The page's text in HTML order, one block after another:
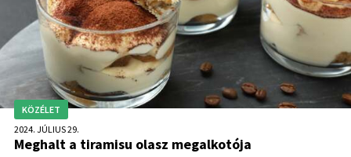
KÖZÉLET
2024. JÚLIUS 29.
Meghalt a tiramisu olasz megalkotója